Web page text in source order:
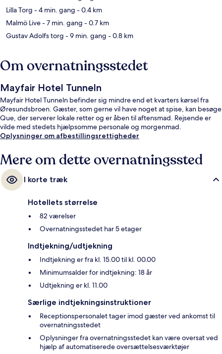
Lilla Torg - 4 min. gang - 0.4 km
Malmö Live- 7 min. gang - 0.7 km
Gustav Adolfs torg - 9 min. gang - 0.8 km
Om overnatningsstedet
Mayfair Hotel Tunneln
Mayfair Hotel Tunneln befinder sig mindre end et kvarters kørsel fra
Øresundsbroen. Gæster, som gerne vil have noget at spise, kan besøge
Que, der serverer lokale retter og er åben til aftensmad. Rejsende er
vilde med stedets hjælpsomme personale og morgenmad.
Oplysninger om afbestillingsrettigheder
Mere om dette overnatningssted
I korte træk
Hotellets størrelse
82 værelser
Overnatningsstedet har 5 etager
Indtjekning/udtjekning
Indtjekning er fra kl. 15.00 til kl. 00.00
Minimumsalder for indtjekning: 18 år
Udtjekning er kl. 11.00
Særlige indtjekningsinstruktioner
Receptionspersonalet tager imod gæster ved ankomst til
overnatningsstedet
Oplysninger fra overnatningsstedet kan være oversat ved
hjælp af automatiserede oversættelsesværktøjer